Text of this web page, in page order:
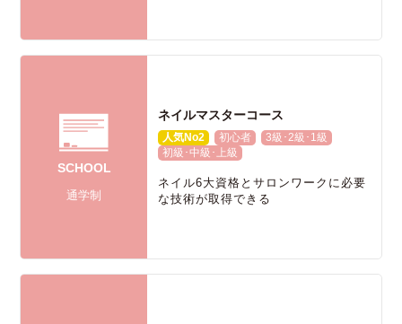
SCHOOL
通学制
ネイルマスターコース
人気No2 初心者
3級･2級･1級
初級･中級･上級
ネイル6大資格とサロンワークに必要
な技術が取得できる